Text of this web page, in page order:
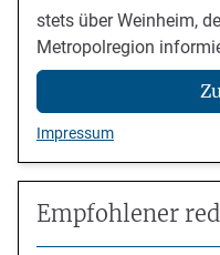
stets über Weinheim,
Metropolregion
Impressum
Empfohlener